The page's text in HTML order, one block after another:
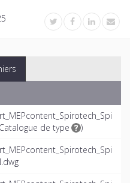
Catalogue de type
)